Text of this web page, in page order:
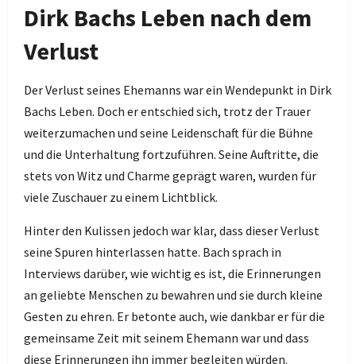
Dirk Bachs Leben nach dem
Verlust
Der Verlust seines Ehemanns war ein Wendepunkt in Dirk
Bachs Leben. Doch er entschied sich, trotz der Trauer
weiterzumachen und seine Leidenschaft für die Bühne
und die Unterhaltung fortzuführen. Seine Auftritte, die
stets von Witz und Charme geprägt waren, wurden für
viele Zuschauer zu einem Lichtblick.
Hinter den Kulissen jedoch war klar, dass dieser Verlust
seine Spuren hinterlassen hatte. Bach sprach in
Interviews darüber, wie wichtig es ist, die Erinnerungen
an geliebte Menschen zu bewahren und sie durch kleine
Gesten zu ehren. Er betonte auch, wie dankbar er für die
gemeinsame Zeit mit seinem Ehemann war und dass
diese Erinnerungen ihn immer begleiten würden.